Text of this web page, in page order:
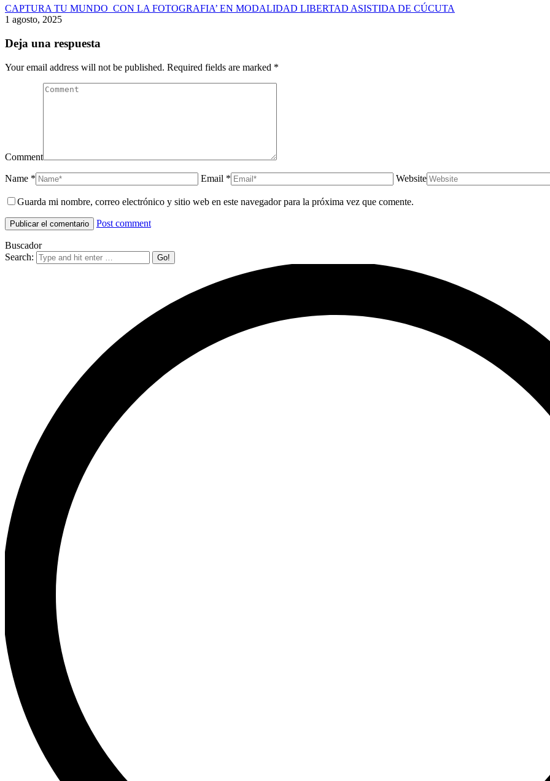
CAPTURA TU MUNDO CON LA FOTOGRAFIA’ EN MODALIDAD LIBERTAD ASISTIDA DE CÚCUTA
1 agosto, 2025
Deja una respuesta
Your email address will not be published. Required fields are marked *
Comment
Name * Email * Website
Guarda mi nombre, correo electrónico y sitio web en este navegador para la próxima vez que comente.
Post comment
Buscador
Search: